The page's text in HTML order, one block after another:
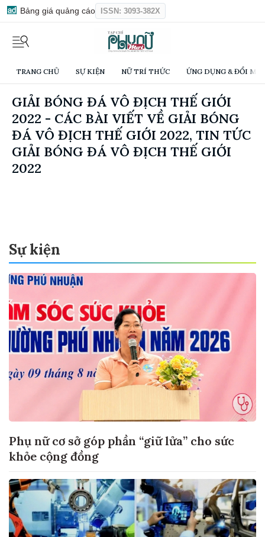
Bảng giá quảng cáo ISSN: 3093-382X
TRANG CHỦ SỰ KIỆN NỮ TRÍ THỨC ỨNG DỤNG & ĐỔI
GIẢI BÓNG ĐÁ VÔ ĐỊCH THẾ GIỚI
2022 - CÁC BÀI VIẾT VỀ GIẢI BÓNG
ĐÁ VÔ ĐỊCH THẾ GIỚI 2022, TIN TỨC
GIẢI BÓNG ĐÁ VÔ ĐỊCH THẾ GIỚI
2022
Sự kiện
Phụ nữ cơ sở góp phần “giữ lửa” cho sức
khỏe cộng đồng